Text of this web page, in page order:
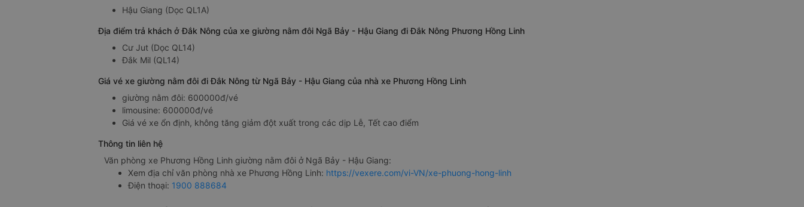
Hậu Giang (Dọc QL1A)
Địa điểm trả khách ở Đắk Nông của xe giường nằm đôi Ngã Bảy - Hậu Giang đi Đắk Nông Phương Hồng Linh
Cư Jut (Dọc QL14)
Đắk Mil (QL14)
Giá vé xe giường nằm đôi đi Đắk Nông từ Ngã Bảy - Hậu Giang của nhà xe Phương Hồng Linh
giường nằm đôi: 600000đ/vé
limousine: 600000đ/vé
Giá vé xe ổn định, không tăng giảm đột xuất trong các dịp Lễ, Tết cao điểm
Thông tin liên hệ
Văn phòng xe Phương Hồng Linh giường nằm đôi ở Ngã Bảy - Hậu Giang:
Xem địa chỉ văn phòng nhà xe Phương Hồng Linh: https://vexere.com/vi-VN/xe-phuong-hong-linh
Điện thoại: 1900 888684